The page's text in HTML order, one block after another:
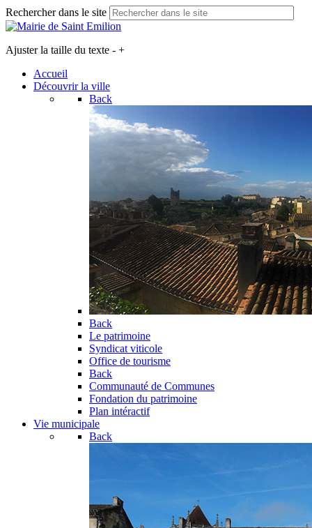
Rechercher dans le site
Ajuster la taille du texte - +
Accueil
Découvrir la ville
Back
Back
Le patrimoine
Syndicat viticole
Office de tourisme
Back
Communauté de Communes
Fondation du patrimoine
Plan intéractif
Vie municipale
Back